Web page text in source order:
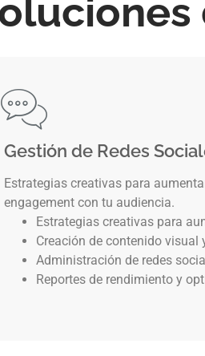
Gestión de Redes
Estrategias creativas para
engagement con tu audiencia.
Estrategias creativas para
Creación de contenido visual
Administración de redes
Reportes de rendimiento y